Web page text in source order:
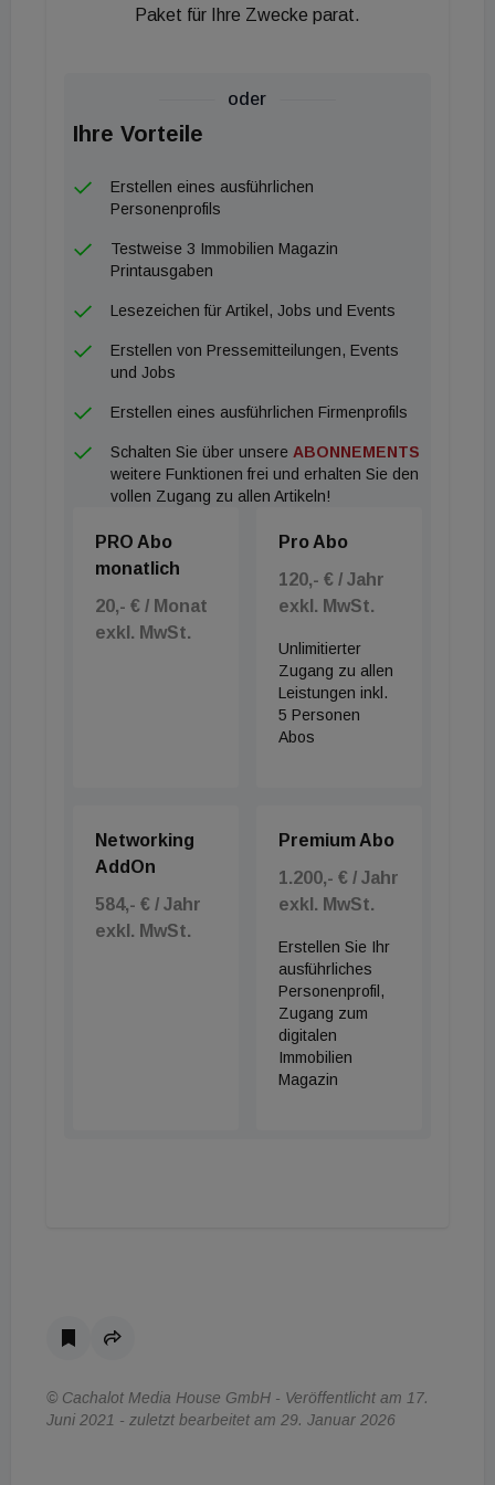
Drucker bereits die später zu verlegenden
werden kann. Manuelle Arbeiten, wie z. B. das
Verlegen von Leerrohren und Anschlüssen, können
auf diese Weise einfach in den Druckprozess
integriert werden. Bedient wird der Drucker von
zwei Personen. Der Druckkopf und die
Druckergebnisse werden per Kamera überwacht.
aktuell der schnellste 3D-Betondrucker auf dem
BOD2 rund 5 Minuten.
Paket für Ihre Zwecke parat.
oder
Ihre Vorteile
Erstellen eines ausführlichen
Personenprofils
Testweise 3 Immobilien Magazin
Printausgaben
Lesezeichen für Artikel, Jobs und Events
Erstellen von Pressemitteilungen, Events
und Jobs
Erstellen eines ausführlichen Firmenprofils
Schalten Sie über unsere ABONNEMENTS
weitere Funktionen frei und erhalten Sie den
vollen Zugang zu allen Artikeln!
PRO Abo
monatlich
20,- € / Monat
exkl. MwSt.
Pro Abo
120,- € / Jahr
exkl. MwSt.
Unlimitierter
Zugang zu allen
Leistungen inkl.
5 Personen
Abos
Networking
AddOn
584,- € / Jahr
exkl. MwSt.
Premium Abo
1.200,- € / Jahr
exkl. MwSt.
Erstellen Sie Ihr
ausführliches
Personenprofil,
Zugang zum
digitalen
Immobilien
Magazin
© Cachalot Media House GmbH - Veröffentlicht am 17.
Juni 2021 - zuletzt bearbeitet am 29. Januar 2026